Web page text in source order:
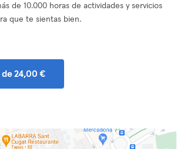
de 10.000 horas de actividades y servicios
que te sientas bien.
24,00 €